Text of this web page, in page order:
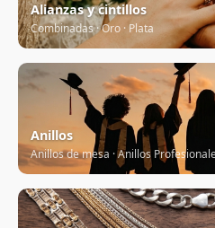
Alianzas y cintillos
Combinadas · Oro · Plata
Anillos
Anillos de mesa · Anillos